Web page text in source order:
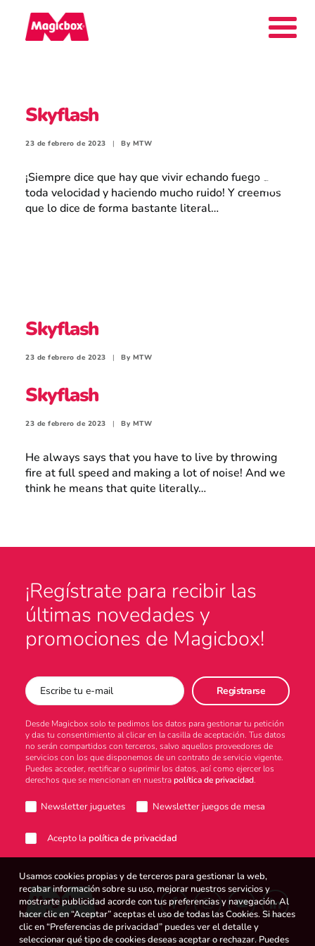
Collectors Area
Compañía
Atención al consumidor
Careers
Intranet
España
Search
Skyflash
23 de febrero de 2023 | By MTW
¡Siempre dice que hay que vivir echando fuego a
toda velocidad y haciendo mucho ruido! Y creemos
que lo dice de forma bastante literal…
Skyflash
23 de febrero de 2023 | By MTW
Skyflash
23 de febrero de 2023 | By MTW
He always says that you have to live by throwing
fire at full speed and making a lot of noise! And we
think he means that quite literally…
¡Regístrate para recibir las
últimas novedades y
promociones de Magicbox!
Desde Magicbox solo te pedimos los datos para gestionar tu petición
y das tu consentimiento al clicar en la casilla de aceptación. Tus datos
no serán compartidos con terceros, salvo aquellos proveedores de
servicios con los que disponemos de un contrato de servicio vigente.
Puedes acceder, rectificar o suprimir los datos, así como ejercer los
derechos que se mencionan en nuestrapolítica de privacidad.
Newsletter juguetes Newsletter juegos de mesa
Acepto la política de privacidad
Usamos cookies propias y de terceros para gestionar la web,
recabar información sobre su uso, mejorar nuestros servicios y
mostrarte publicidad acorde con tus preferencias y navegación. Al
hacer clic en “Aceptar” aceptas el uso de todas las Cookies. Si haces
clic en “Preferencias de privacidad” puedes ver el detalle y
seleccionar qué tipo de cookies deseas aceptar o rechazar. Puedes